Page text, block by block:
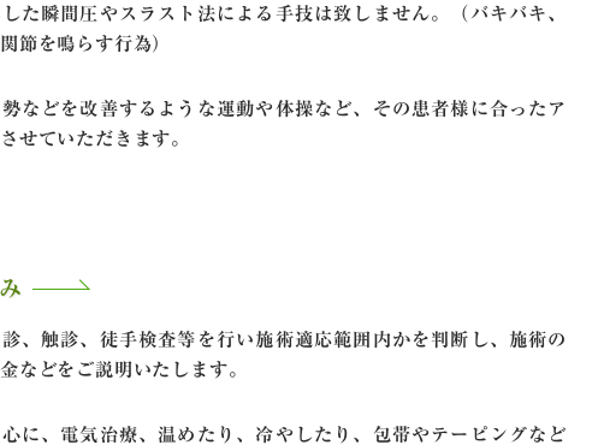
た瞬間圧やスラスト法による手技は致しません。（バキバキ、
節を鳴らす行為）
などを改善するような運動や体操など、その患者様に合ったア
せていただきます。
診、触診、徒手検査等を行い施術適応範囲内かを判断し、施術の
などをご説明いたします。
に、電気治療、温めたり、冷やしたり、包帯やテーピングなど